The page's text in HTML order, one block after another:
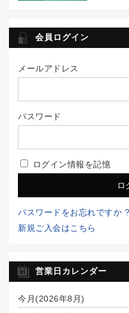
会員ログイン
メールアドレス
パスワード
ログイン情報を記憶
パスワードをお忘れですか ?
新規ご入会はこちら
営業日カレンダー
今月(2026年8月)